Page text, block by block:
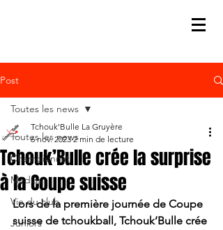
Post
Toutes les news
Championnat
Médias
Vie du club
Juniors
Toutes les news
Tchouk’Bulle crée la surprise
à la Coupe suisse
Tchouk'Bulle La Gruyère
6 nov. 2023 2 min de lecture
Lors de la première journée de Coupe
suisse de tchoukball, Tchouk’Bulle crée